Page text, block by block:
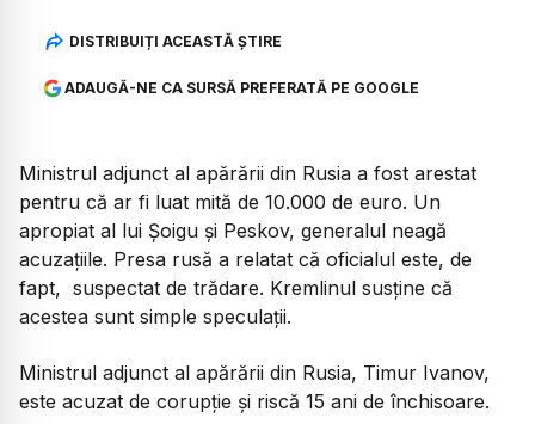
DISTRIBUIȚI ACEASTĂ ȘTIRE
ADAUGĂ-NE CA SURSĂ PREFERATĂ PE GOOGLE
Ministrul adjunct al apărării din Rusia a fost arestat
pentru că ar fi luat mită de 10.000 de euro. Un
apropiat al lui Șoigu și Peskov, generalul neagă
acuzațiile. Presa rusă a relatat că oficialul este, de
fapt, suspectat de trădare. Kremlinul susține că
acestea sunt simple speculații.
Ministrul adjunct al apărării din Rusia, Timur Ivanov,
este acuzat de corupție și riscă 15 ani de închisoare.